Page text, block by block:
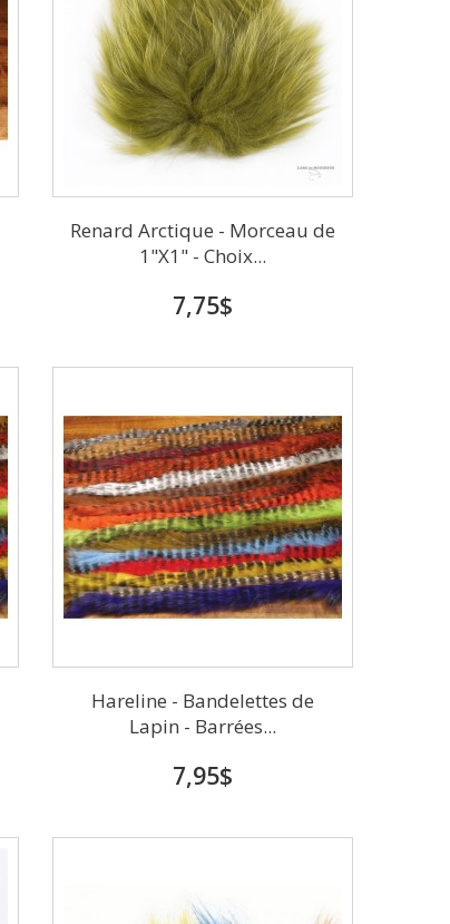
Renard Arctique - Morceau de
1"X1" - Choix...
7,75$
Hareline - Bandelettes de
Lapin - Barrées...
7,95$